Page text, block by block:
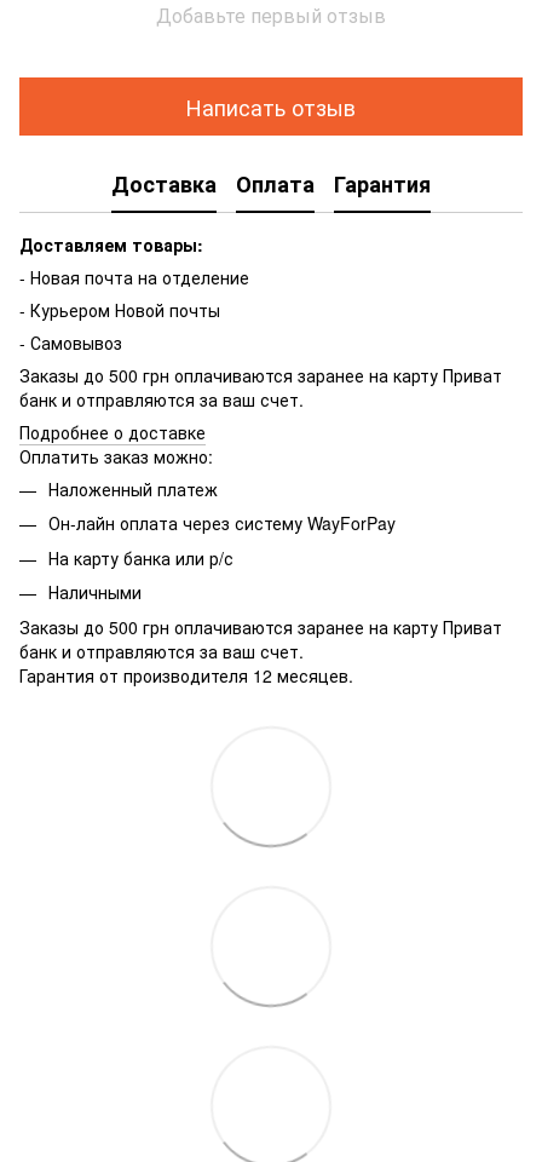
Добавьте первый отзыв
Написать отзыв
Доставка Оплата Гарантия
Доставляем товары:
- Новая почта на отделение
- Курьером Новой почты
- Самовывоз
Заказы до 500 грн оплачиваются заранее на карту Приват
банк и отправляются за ваш счет.
Подробнее о доставке
Оплатить заказ можно:
Наложенный платеж
Он-лайн оплата через систему WayForPay
На карту банка или р/с
Наличными
Заказы до 500 грн оплачиваются заранее на карту Приват
банк и отправляются за ваш счет.
Гарантия от производителя 12 месяцев.